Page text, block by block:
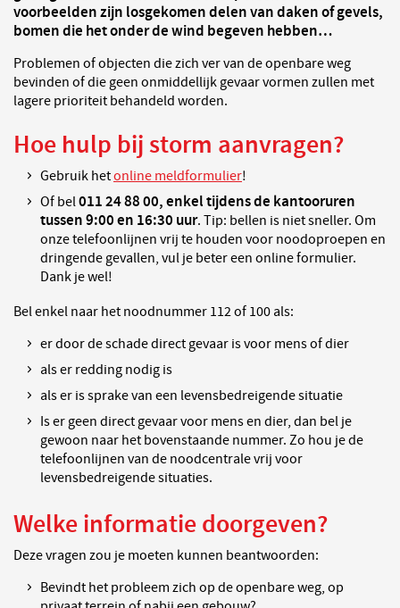
voorbeelden zijn losgekomen delen van daken of gevels,
bomen die het onder de wind begeven hebben…
Problemen of objecten die zich ver van de openbare weg
bevinden of die geen onmiddellijk gevaar vormen zullen met
lagere prioriteit behandeld worden.
Hoe hulp bij storm aanvragen?
Gebruik hetonline meldformulier!
Of bel011 24 88 00, enkel tijdens de kantooruren
tussen 9:00 en 16:30 uur. Tip: bellen is niet sneller. Om
onze telefoonlijnen vrij te houden voor noodoproepen en
dringende gevallen, vul je beter een online formulier.
Dank je wel!
Bel enkel naar het noodnummer 112 of 100 als:
er door de schade direct gevaar is voor mens of dier
als er redding nodig is
als er is sprake van een levensbedreigende situatie
Is er geen direct gevaar voor mens en dier, dan bel je
gewoon naar het bovenstaande nummer. Zo hou je de
telefoonlijnen van de noodcentrale vrij voor
levensbedreigende situaties.
Welke informatie doorgeven?
Deze vragen zou je moeten kunnen beantwoorden:
Bevindt het probleem zich op de openbare weg, op